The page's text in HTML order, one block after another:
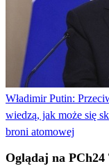
Władimir Putin:
wiedzą, jak może się
broni atomowej
Oglądaj na